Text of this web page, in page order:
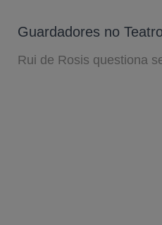
Guardadores no
Rui de Rosis questiona